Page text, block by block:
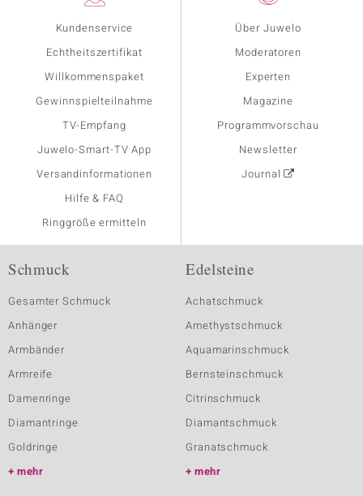
Kundenservice
Echtheitszertifikat
Willkommenspaket
Gewinnspielteilnahme
TV-Empfang
Juwelo-Smart-TV App
Versandinformationen
Hilfe & FAQ
Ringgröße ermitteln
Über Juwelo
Moderatoren
Experten
Magazine
Programmvorschau
Newsletter
Journal
Schmuck
Gesamter Schmuck
Anhänger
Armbänder
Armreife
Damenringe
Diamantringe
Goldringe
mehr
Edelsteine
Achatschmuck
Amethystschmuck
Aquamarinschmuck
Bernsteinschmuck
Citrinschmuck
Diamantschmuck
Granatschmuck
mehr